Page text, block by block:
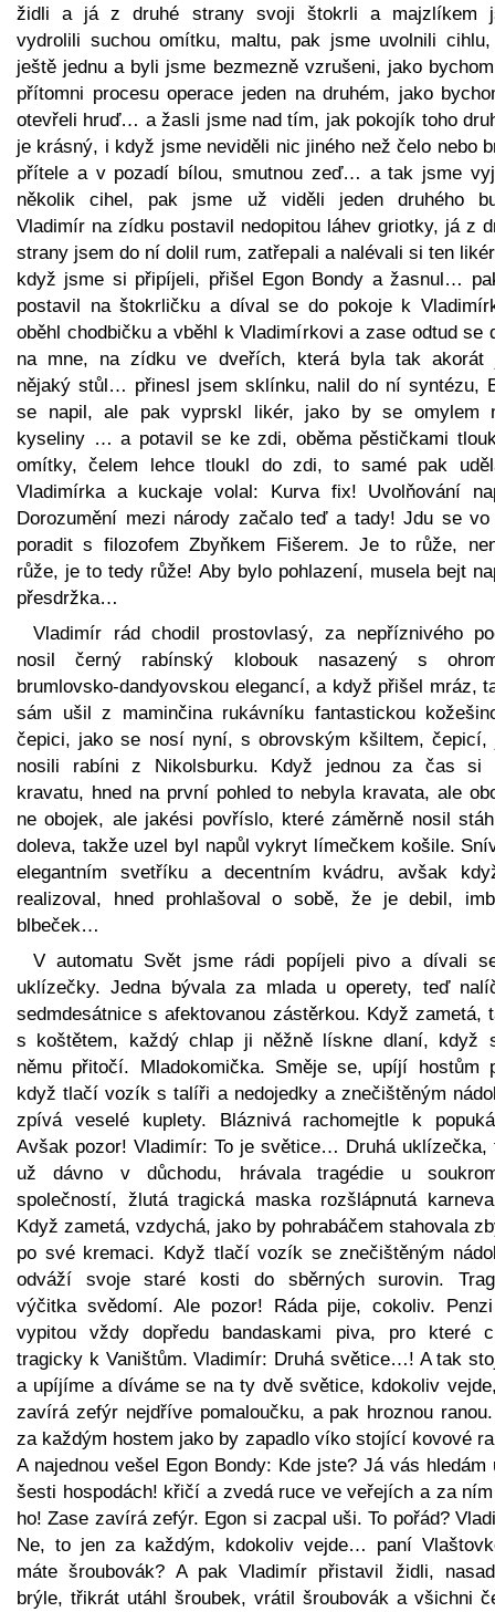
židli a já z druhé strany svoji štokrli a majzlíkem
vydrolili suchou omítku, maltu, pak jsme uvolnili
ještě jednu a byli jsme bezmezně vzrušeni, jako
přítomni procesu operace jeden na druhém, jako
otevřeli hruď… a žasli jsme nad tím, jak pokojík toho
je krásný, i když jsme neviděli nic jiného než čelo nebo
přítele a v pozadí bílou, smutnou zeď… a tak jsme
několik cihel, pak jsme už viděli jeden druhého
Vladimír na zídku postavil nedopitou láhev griotky, já z
strany jsem do ní dolil rum, zatřepali a nalévali si ten
když jsme si připíjeli, přišel Egon Bondy a žasnul…
postavil na štokrličku a díval se do pokoje k
oběhl chodbičku a vběhl k Vladimírkovi a zase odtud se
na mne, na zídku ve dveřích, která byla tak akorát
nějaký stůl… přinesl jsem sklínku, nalil do ní syntézu,
se napil, ale pak vyprskl likér, jako by se omylem
kyseliny … a potavil se ke zdi, oběma pěstičkami
omítky, čelem lehce tloukl do zdi, to samé pak
Vladimírka a kuckaje volal: Kurva fix! Uvolňování
Dorozumění mezi národy začalo teď a tady! Jdu se vo
poradit s filozofem Zbyňkem Fišerem. Je to růže,
růže, je to tedy růže! Aby bylo pohlazení, musela bejt
přesdržka…
Vladimír rád chodil prostovlasý, za nepříznivého
nosil černý rabínský klobouk nasazený s
brumlovsko-dandyovskou elegancí, a když přišel mráz,
sám ušil z maminčina rukávníku fantastickou
čepici, jako se nosí nyní, s obrovským kšiltem, čepicí,
nosili rabíni z Nikolsburku. Když jednou za čas si
kravatu, hned na první pohled to nebyla kravata, ale
ne obojek, ale jakési povříslo, které záměrně nosil
doleva, takže uzel byl napůl vykryt límečkem košile.
elegantním svetříku a decentním kvádru, avšak
realizoval, hned prohlašoval o sobě, že je debil,
blbeček…
V automatu Svět jsme rádi popíjeli pivo a dívali
uklízečky. Jedna bývala za mlada u operety, teď
sedmdesátnice s afektovanou zástěrkou. Když zametá,
s koštětem, každý chlap ji něžně lískne dlaní, když
němu přitočí. Mladokomička. Směje se, upíjí hostům
když tlačí vozík s talíři a nedojedky a znečištěným
zpívá veselé kuplety. Bláznivá rachomejtle k
Avšak pozor! Vladimír: To je světice… Druhá uklízečka,
už dávno v důchodu, hrávala tragédie u
společností, žlutá tragická maska rozšlápnutá
Když zametá, vzdychá, jako by pohrabáčem stahovala
po své kremaci. Když tlačí vozík se znečištěným
odváží svoje staré kosti do sběrných surovin.
výčitka svědomí. Ale pozor! Ráda pije, cokoliv.
vypitou vždy dopředu bandaskami piva, pro které
tragicky k Vaništům. Vladimír: Druhá světice…! A tak
a upíjíme a díváme se na ty dvě světice, kdokoliv
zavírá zefýr nejdříve pomaloučku, a pak hroznou
za každým hostem jako by zapadlo víko stojící kovové
A najednou vešel Egon Bondy: Kde jste? Já vás hledám
šesti hospodách! křičí a zvedá ruce ve veřejích a za
ho! Zase zavírá zefýr. Egon si zacpal uši. To pořád?
Ne, to jen za každým, kdokoliv vejde… paní
máte šroubovák? A pak Vladimír přistavil židli,
brýle, třikrát utáhl šroubek, vrátil šroubovák a všichni